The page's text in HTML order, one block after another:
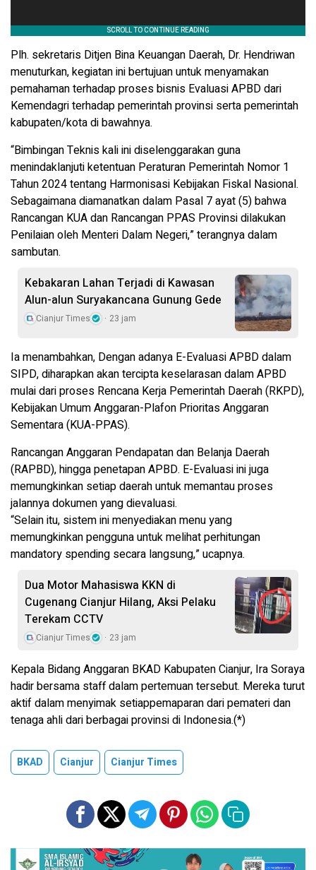
Plh. sekretaris Ditjen Bina Keuangan Daerah, Dr. Hendriwan
menuturkan, kegiatan ini bertujuan untuk menyamakan
pemahaman terhadap proses bisnis Evaluasi APBD dari
Kemendagri terhadap pemerintah provinsi serta pemerintah
kabupaten/kota di bawahnya.
“Bimbingan Teknis kali ini diselenggarakan guna
menindaklanjuti ketentuan Peraturan Pemerintah Nomor 1
Tahun 2024 tentang Harmonisasi Kebijakan Fiskal Nasional.
Sebagaimana diamanatkan dalam Pasal 7 ayat (5) bahwa
Rancangan KUA dan Rancangan PPAS Provinsi dilakukan
Penilaian oleh Menteri Dalam Negeri,” terangnya dalam
sambutan.
Kebakaran Lahan Terjadi di Kawasan
Alun-alun Suryakancana Gunung Gede
Cianjur Times 23 jam
Ia menambahkan, Dengan adanya E-Evaluasi APBD dalam
SIPD, diharapkan akan tercipta keselarasan dalam APBD
mulai dari proses Rencana Kerja Pemerintah Daerah (RKPD),
Kebijakan Umum Anggaran-Plafon Prioritas Anggaran
Sementara (KUA-PPAS).
Rancangan Anggaran Pendapatan dan Belanja Daerah
(RAPBD), hingga penetapan APBD. E-Evaluasi ini juga
memungkinkan setiap daerah untuk memantau proses
jalannya dokumen yang dievaluasi.
“Selain itu, sistem ini menyediakan menu yang
memungkinkan pengguna untuk melihat perhitungan
mandatory spending secara langsung,” ucapnya.
Dua Motor Mahasiswa KKN di
Cugenang Cianjur Hilang, Aksi Pelaku
Terekam CCTV
Cianjur Times 23 jam
Kepala Bidang Anggaran BKAD Kabupaten Cianjur, Ira Soraya
hadir bersama staff dalam pertemuan tersebut. Mereka turut
aktif dalam menyimak setiappemaparan dari pemateri dan
tenaga ahli dari berbagai provinsi di Indonesia.(*)
BKAD Cianjur Cianjur Times